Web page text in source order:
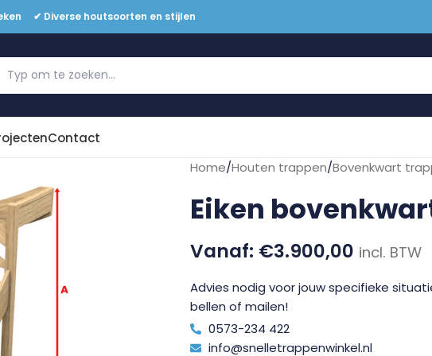
✔ Diverse houtsoorten en stijlen
Contact
Home/Houten trappen/Bovenkwart
Eiken
€3.900,00 incl. BTW
Advies nodig voor jouw specifieke
bellen of mailen!
0573-234 422
info@snelletrappenwinkel.nl